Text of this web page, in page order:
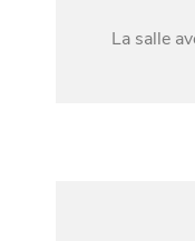
La salle